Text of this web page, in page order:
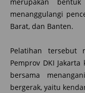
menanggulangi
Barat, dan Banten.
Pelatihan tersebut
Pemprov DKI
bersama
bergerak, yaitu